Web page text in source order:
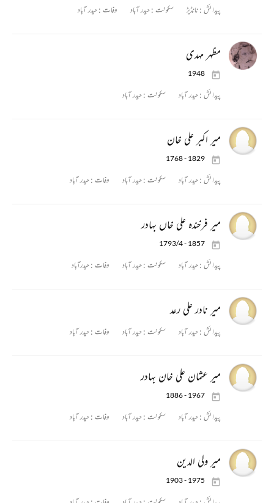
پیدائش :نانڈیڑ سکونت :حیدر آباد وفات :حیدر آباد
مظہر مہدی
1948
پیدائش :حیدر آباد سکونت :حیدر آباد
میر اکبر علی خان
1768 - 1829
پیدائش :حیدر آباد سکونت :حیدر آباد وفات :حیدر آباد
میر فرخندہ علی خاں بہادر
1793/4 - 1857
پیدائش :حیدر آباد سکونت :حیدر آباد وفات :حیدرآباد
میر نادر علی رعد
پیدائش :حیدر آباد سکونت :حیدر آباد وفات :حیدر آباد
میر عثمان علی خان بہادر
1886 - 1967
پیدائش :حیدر آباد سکونت :حیدر آباد وفات :حیدر آباد
میر ولی الدین
1903 - 1975